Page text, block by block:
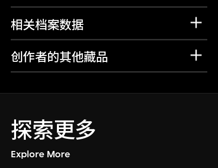
相关档案数据
创作者的其他藏品
探索更多
Explore More